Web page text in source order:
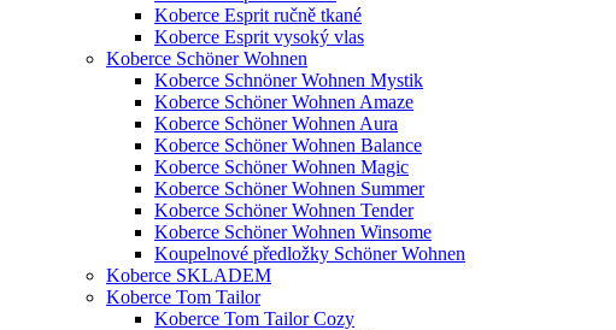
Koberce Esprit ručně tkané
Koberce Esprit vysoký vlas
Koberce Schöner Wohnen
Koberce Schnöner Wohnen Mystik
Koberce Schöner Wohnen Amaze
Koberce Schöner Wohnen Aura
Koberce Schöner Wohnen Balance
Koberce Schöner Wohnen Magic
Koberce Schöner Wohnen Summer
Koberce Schöner Wohnen Tender
Koberce Schöner Wohnen Winsome
Koupelnové předložky Schöner Wohnen
Koberce SKLADEM
Koberce Tom Tailor
Koberce Tom Tailor Cozy